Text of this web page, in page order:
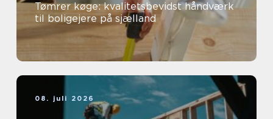
Tømrer køge: kvalitetsbevidst håndværk
til boligejere på sjælland
08. juli 2026